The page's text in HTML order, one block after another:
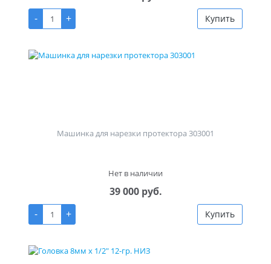
-
+ Купить
Машинка для нарезки протектора 303001
Нет в наличии
39 000 руб.
-
+ Купить